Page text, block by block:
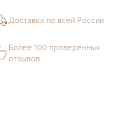
Доставка по всей России
Более 100 проверенных
отзывов